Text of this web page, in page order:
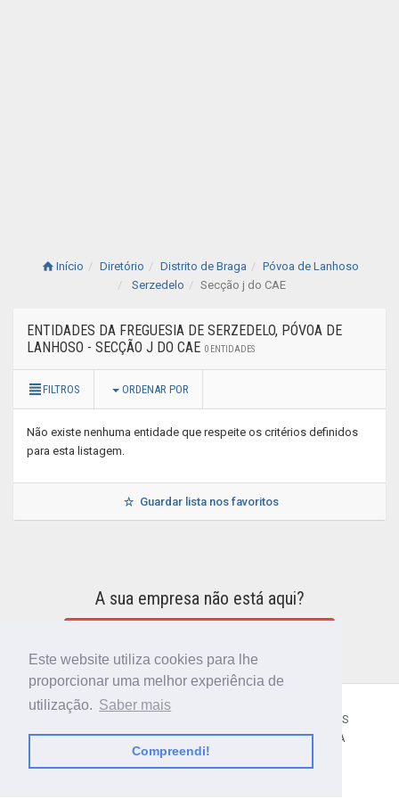
Este website utiliza cookies para lhe
proporcionar uma melhor experiência de
utilização. Saber mais
Compreendi!
Início Diretório Distrito de Braga
Póvoa de Lanhoso
Serzedelo
Secção j do CAE
ENTIDADES DA FREGUESIA DE SERZEDELO, PÓVOA DE
LANHOSO - SECÇÃO J DO CAE 0 ENTIDADES
FILTROS ORDENAR POR
Não existe nenhuma entidade que respeite os critérios definidos
para esta listagem.
Guardar lista nos favoritos
A sua empresa não está aqui?
TERMOS E CONDIÇÕES
POLÍTICA DE PRIVACIDADE
CONTACTOS AJUDA